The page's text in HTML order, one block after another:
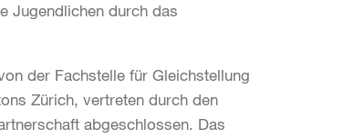
Jugendlichen durch das
der Fachstelle für Gleichstellung
Zürich, vertreten durch den
abgeschlossen. Das